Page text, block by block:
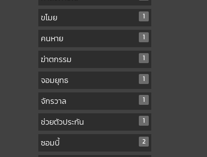
ขโมย 1
คนหาย 1
ฆ่าตกรรม 1
จอมยุทธ 1
จักรวาล 1
ช่วยตัวประกัน 1
ซอมบี้ 2